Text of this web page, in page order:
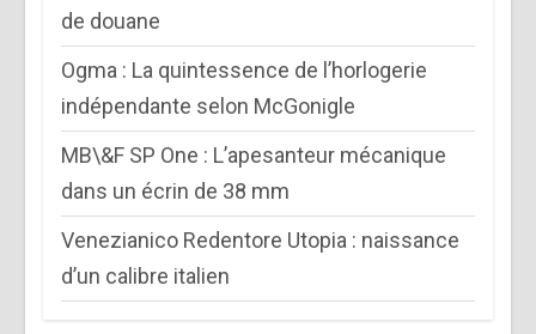
de douane
Ogma : La quintessence de l’horlogerie
indépendante selon McGonigle
MB\&F SP One : L’apesanteur mécanique
dans un écrin de 38 mm
Venezianico Redentore Utopia : naissance
d’un calibre italien